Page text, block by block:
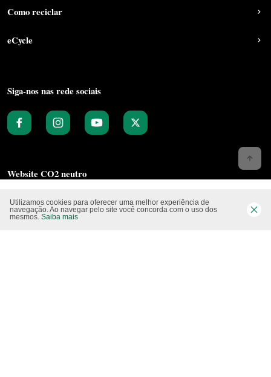
Como reciclar
eCycle
Siga-nos nas rede sociais
Website CO2 neutro
Utilizamos cookies para oferecer uma melhor experiência de
navegação. Ao navegar pelo site você concorda com o uso dos
mesmos. Saiba mais